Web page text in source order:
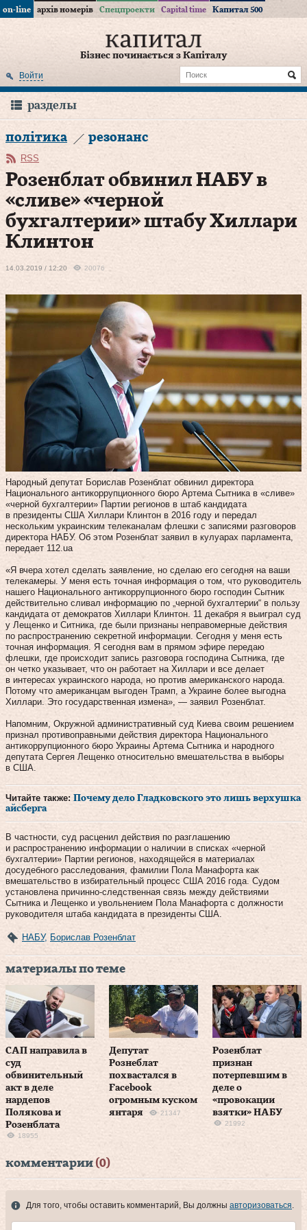
on-line архів номерів Спецпроекти Capital time Капитал 500
Бізнес починається з Капіталу
Войти
разделы
політика резонанс
RSS
Розенблат обвинил НАБУ в
«сливе» «черной
бухгалтерии» штабу Хиллари
Клинтон
14.03.2019 / 12:20 20076
Народный депутат Борислав Розенблат обвинил директора
Национального антикоррупционного бюро Артема Сытника в «сливе»
«черной бухгалтерии» Партии регионов в штаб кандидата
в президенты США Хиллари Клинтон в 2016 году и передал
нескольким украинским телеканалам флешки с записями разговоров
директора НАБУ. Об этом Розенблат заявил в кулуарах парламента,
передает 112.ua
«Я вчера хотел сделать заявление, но сделаю его сегодня на ваши
телекамеры. У меня есть точная информация о том, что руководитель
нашего Национального антикоррупционного бюро господин Сытник
действительно сливал информацию по „черной бухгалтерии“ в пользу
кандидата от демократов Хиллари Клинтон. 11 декабря я выиграл суд
у Лещенко и Ситника, где были признаны неправомерные действия
по распространению секретной информации. Сегодня у меня есть
точная информация. Я сегодня вам в прямом эфире передаю
флешки, где происходит запись разговора господина Сытника, где
он четко указывает, что он работает на Хиллари и все делает
в интересах украинского народа, но против американского народа.
Потому что американцам выгоден Трамп, а Украине более выгодна
Хиллари. Это государственная измена», — заявил Розенблат.
Напомним, Окружной административный суд Киева своим решением
признал противоправными действия директора Национального
антикоррупционного бюро Украины Артема Сытника и народного
депутата Сергея Лещенко относительно вмешательства в выборы
в США.
Читайте также: Почему дело Гладковского это лишь верхушка
айсберга
В частности, суд расценил действия по разглашению
и распространению информации о наличии в списках «черной
бухгалтерии» Партии регионов, находящейся в материалах
досудебного расследования, фамилии Пола Манафорта как
вмешательство в избирательный процесс США 2016 года. Судом
установлена причинно-следственная связь между действиями
Сытника и Лещенко и увольнением Пола Манафорта с должности
руководителя штаба кандидата в президенты США.
НАБУ, Борислав Розенблат
материалы по теме
САП направила в
суд
обвинительный
акт в деле
нардепов
Полякова и
Розенблата
18955
Депутат
Рознеблат
похвастался в
Facebook
огромным куском
янтаря
21347
Розенблат
признан
потерпевшим в
деле о
«провокации
взятки» НАБУ
21992
комментарии(0)
Для того, чтобы оставить комментарий, Вы должны авторизоваться.